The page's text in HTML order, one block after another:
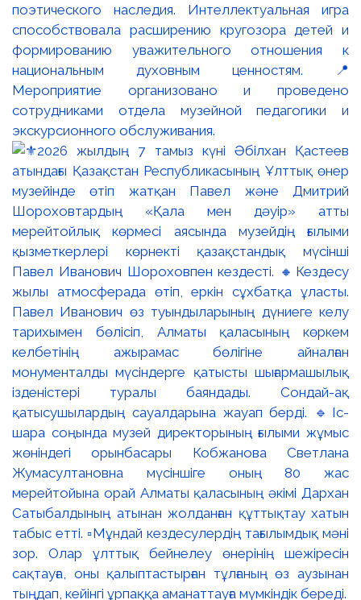
поэтического наследия. Интеллектуальная игра
способствовала расширению кругозора детей и
формированию уважительного отношения к
национальным духовным ценностям. 📍
Мероприятие организовано и проведено
сотрудниками отдела музейной педагогики и
экскурсионного обслуживания.